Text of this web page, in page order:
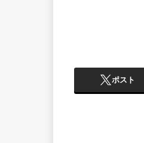
ポスト